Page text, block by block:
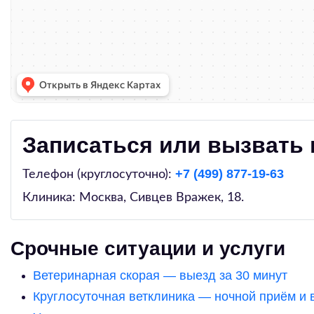
Записаться или вызвать
Телефон (круглосуточно): +7 (499) 877-19-63
Клиника: Москва, Сивцев Вражек, 18.
Срочные ситуации и услуги
Ветеринарная скорая — выезд за 30 минут
Круглосуточная ветклиника — ночной приём и